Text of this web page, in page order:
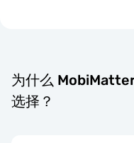
为什么
选择？